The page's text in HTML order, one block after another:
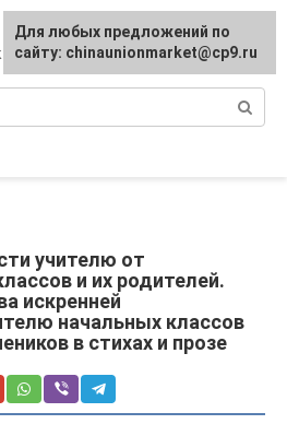
учителю от
и их родителей.
искренней
начальных классов
в стихах и прозе
Для любых предложений по
сайту: chinaunionmarket@cp9.ru
Для любых предложений по
сайту: chinaunionmarket@cp9.ru